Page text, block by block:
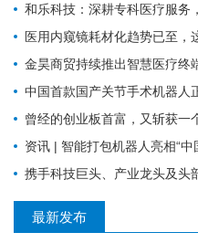
和乐科技：深耕专科医疗服务，构建智
医用内窥镜耗材化趋势已至，这家企业凭一次性
金昊商贸持续推出智慧医疗终端
中国首款国产关节手术机器人
曾经的创业板首富，又斩获一
资讯 | 智能打包机器人亮相“中国医
携手科技巨头、产业龙头及头部医院，锦瑟
最新发布